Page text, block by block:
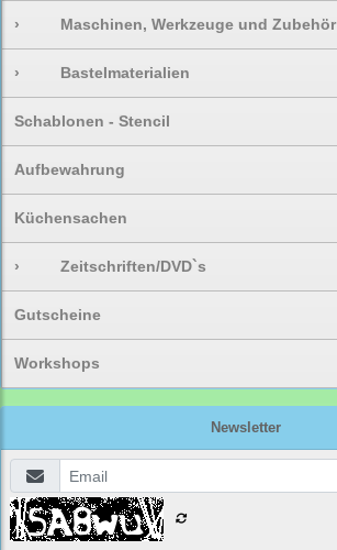
› Maschinen, Werkzeuge und Zubehör
› Bastelmaterialien
Schablonen - Stencil
Aufbewahrung
Küchensachen
› Zeitschriften/DVD`s
Gutscheine
Workshops
Newsletter